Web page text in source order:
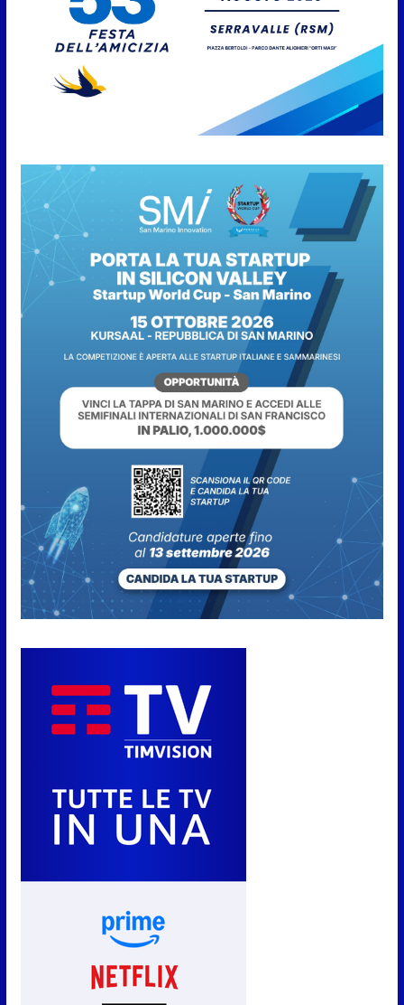
San Marino. “Cena Tramonto &
Live” una serata di
divertimento, arte, buona
cucina e solidarietà, a Faetano.
Con la firma e la regia di
8 Agosto 2026